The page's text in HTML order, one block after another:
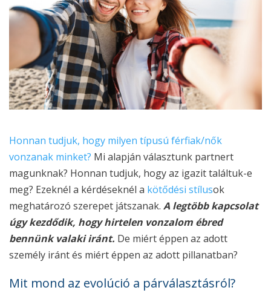
Honnan tudjuk, hogy milyen típusú férfiak/nők
vonzanak minket? Mi alapján választunk partnert
magunknak? Honnan tudjuk, hogy az igazit találtuk-e
meg? Ezeknél a kérdéseknél a kötődési stílusok
meghatározó szerepet játszanak. A legtöbb kapcsolat
úgy kezdődik, hogy hirtelen vonzalom ébred
bennünk valaki iránt. De miért éppen az adott
személy iránt és miért éppen az adott pillanatban?
Mit mond az evolúció a párválasztásról?